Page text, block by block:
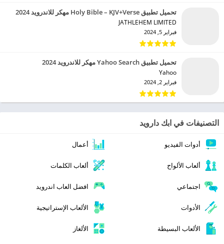
تحميل تطبيق Holy Bible – KJV+Verse مهكر للاندرويد 2024
JATHLEHEM LIMITED‏
فبراير 5, 2024
تحميل تطبيق Yahoo Search مهكر للاندرويد 2024
Yahoo‏
فبراير 2, 2024
التصنيفات في ابك دارويد
أدوات الفيديو أعمال
ألعاب الألواح ألعاب الكلمات
اجتماعي افضل العاب اندرويد
الأدوات الألعاب الإستراتيجية
الألعاب البسيطة الألغاز